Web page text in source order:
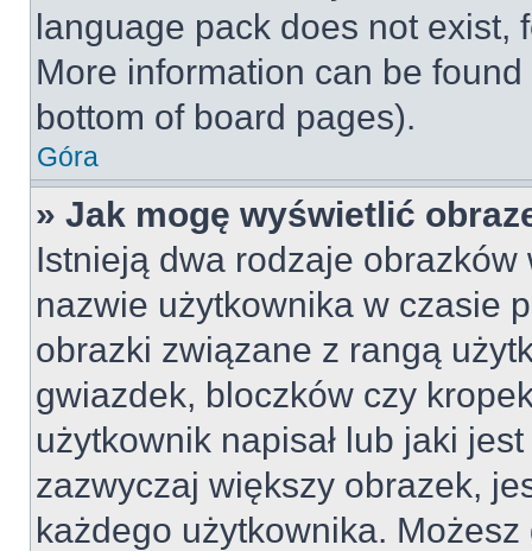
language pack does not exist,
More information can be
bottom of board pages).
Góra
» Jak mogę wyświetlić
Istnieją dwa rodzaje
nazwie użytkownika w czasie
obrazki związane z rangą
gwiazdek, bloczków czy
użytkownik napisał lub jaki
zazwyczaj większy obrazek,
każdego użytkownika.